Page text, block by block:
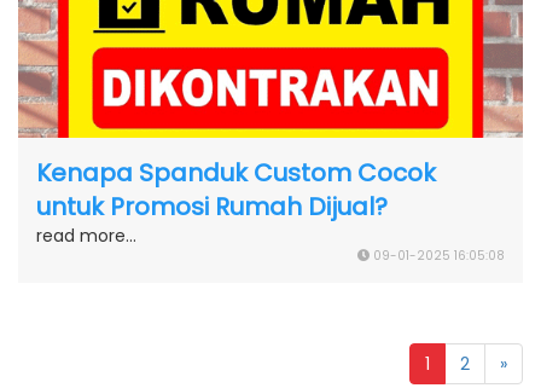
Kenapa Spanduk Custom Cocok
untuk Promosi Rumah Dijual?
read more...
09-01-2025 16:05:08
1 2 »